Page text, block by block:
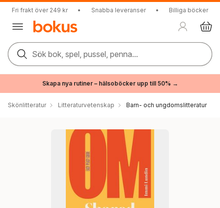
Fri frakt över 249 kr • Snabba leveranser • Billiga böcker
Sök bok, spel, pussel, penna...
Skapa nya rutiner – hälsoböcker upp till 50% →
Skönlitteratur Litteraturvetenskap Barn- och ungdomslitteratur